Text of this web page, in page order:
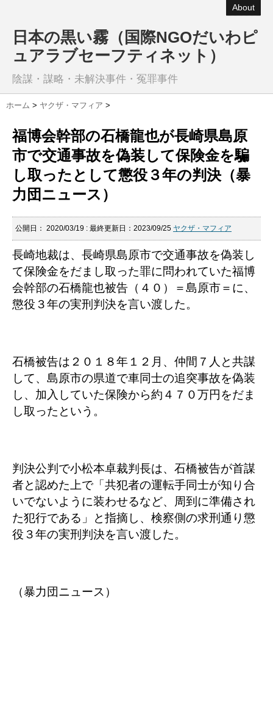
About
日本の黒い霧（国際NGOだいわピ
ュアラブセーフティネット）
陰謀・謀略・未解決事件・冤罪事件
ホーム > ヤクザ・マフィア >
福博会幹部の石橋龍也が長崎県島原
市で交通事故を偽装して保険金を騙
し取ったとして懲役３年の判決（暴
力団ニュース）
公開日： 2020/03/19 : 最終更新日：2023/09/25 ヤクザ・マフィア
長崎地裁は、長崎県島原市で交通事故を偽装し
て保険金をだまし取った罪に問われていた福博
会幹部の石橋龍也被告（４０）＝島原市＝に、
懲役３年の実刑判決を言い渡した。
石橋被告は２０１８年１２月、仲間７人と共謀
して、島原市の県道で車同士の追突事故を偽装
し、加入していた保険から約４７０万円をだま
し取ったという。
判決公判で小松本卓裁判長は、石橋被告が首謀
者と認めた上で「共犯者の運転手同士が知り合
いでないように装わせるなど、周到に準備され
た犯行である」と指摘し、検察側の求刑通り懲
役３年の実刑判決を言い渡した。
（暴力団ニュース）